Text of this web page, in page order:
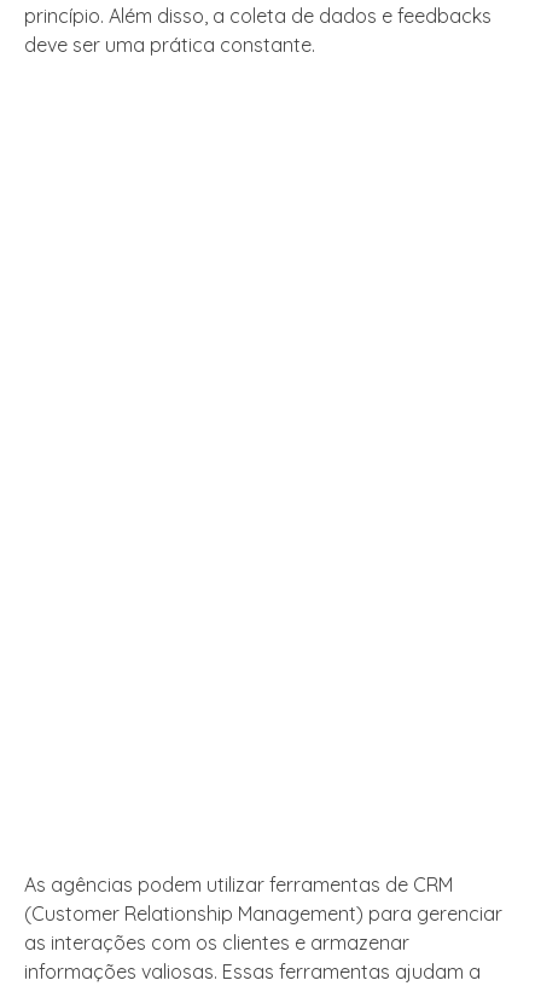
princípio. Além disso, a coleta de dados e feedbacks
deve ser uma prática constante.
As agências podem utilizar ferramentas de CRM
(Customer Relationship Management) para gerenciar
as interações com os clientes e armazenar
informações valiosas. Essas ferramentas ajudam a